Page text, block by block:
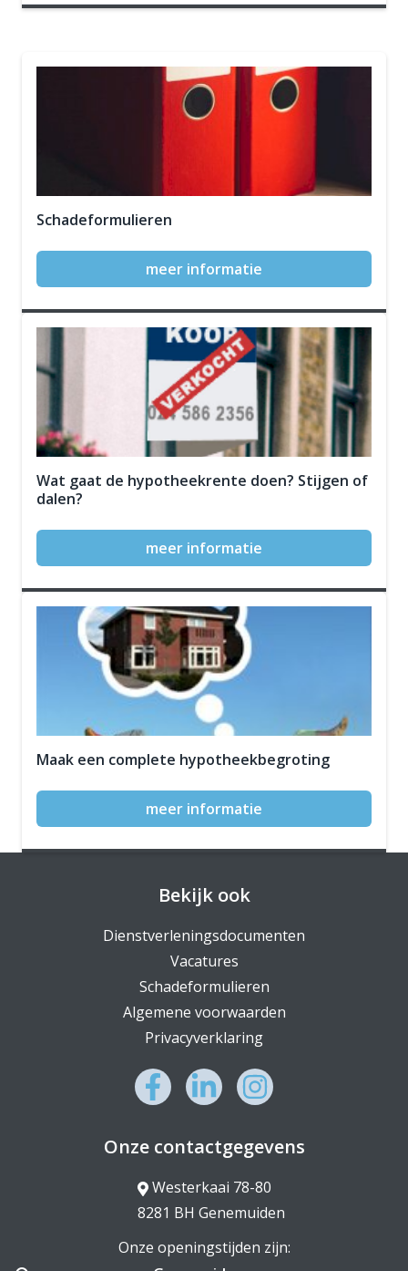
Schadeformulieren
meer informatie
Wat gaat de hypotheekrente doen? Stijgen of
dalen?
meer informatie
Maak een complete hypotheekbegroting
meer informatie
Bekijk ook
Dienstverleningsdocumenten
Vacatures
Schadeformulieren
Algemene voorwaarden
Privacyverklaring
Onze contactgegevens
Westerkaai 78-80
8281 BH Genemuiden
Onze openingstijden zijn: